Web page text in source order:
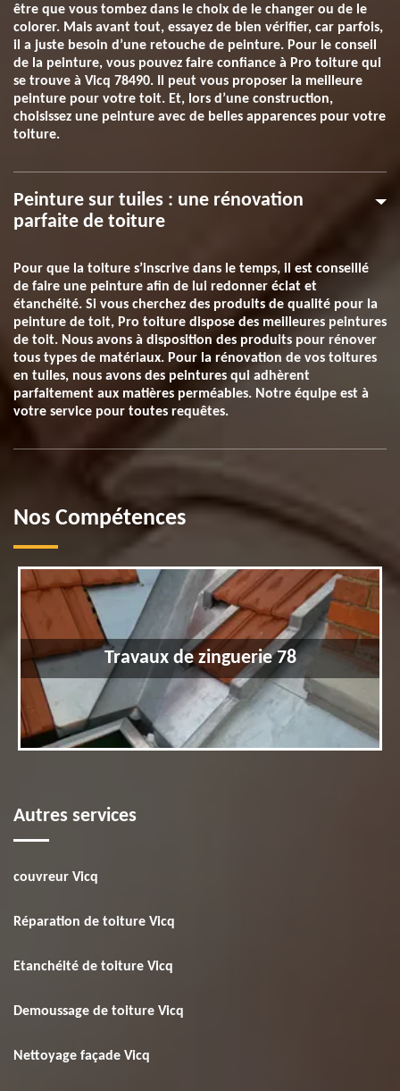
être que vous tombez dans le choix de le changer ou de le
colorer. Mais avant tout, essayez de bien vérifier, car parfois,
il a juste besoin d’une retouche de peinture. Pour le conseil
de la peinture, vous pouvez faire confiance à Pro toiture qui
se trouve à Vicq 78490. Il peut vous proposer la meilleure
peinture pour votre toit. Et, lors d’une construction,
choisissez une peinture avec de belles apparences pour votre
toiture.
Peinture sur tuiles : une rénovation
parfaite de toiture
Pour que la toiture s’inscrive dans le temps, il est conseillé
de faire une peinture afin de lui redonner éclat et
étanchéité. Si vous cherchez des produits de qualité pour la
peinture de toit, Pro toiture dispose des meilleures peintures
de toit. Nous avons à disposition des produits pour rénover
tous types de matériaux. Pour la rénovation de vos toitures
en tuiles, nous avons des peintures qui adhèrent
parfaitement aux matières perméables. Notre équipe est à
votre service pour toutes requêtes.
Nos Compétences
Travaux de zinguerie 78
Autres services
couvreur Vicq
Réparation de toiture Vicq
Etanchéité de toiture Vicq
Demoussage de toiture Vicq
Nettoyage façade Vicq